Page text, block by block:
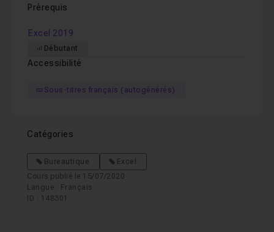
Prérequis
Excel 2019
Débutant
Accessibilité
Sous-titres français (autogénérés)
Catégories
Bureautique
Excel
Cours publié le 15/07/2020
Langue : Français
ID : 148301